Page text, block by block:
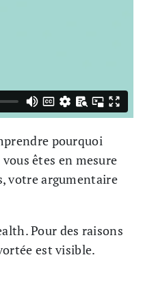
pourquoi
êtes en mesure
votre argumentaire
Pour des raisons
est visible.